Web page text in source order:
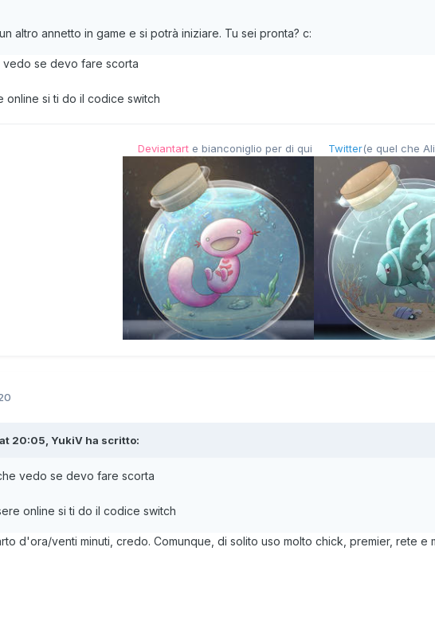
altro annetto in game e si potrà iniziare. Tu sei pronta? c:
vedo se devo fare scorta
online si ti do il codice switch
Deviantart e bianconiglio per di qui Twitter(e quel che
20:05, YukiV ha scritto:
vedo se devo fare scorta
online si ti do il codice switch
d'ora/venti minuti, credo. Comunque, di solito uso molto chick, premier, rete e